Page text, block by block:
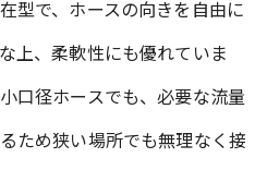
型で、ホースの向きを自由に
上、柔軟性にも優れていま
口径ホースでも、必要な流量
ため狭い場所でも無理なく接